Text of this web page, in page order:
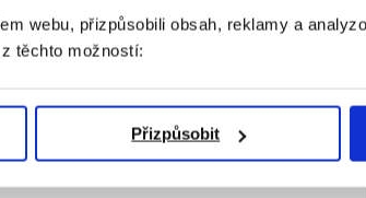
webu, přizpůsobili obsah, reklamy a
těchto možností:
Přizpůsobit
parku v jakékoliv roční době.
Stáňu na telefonním čísle
domu.